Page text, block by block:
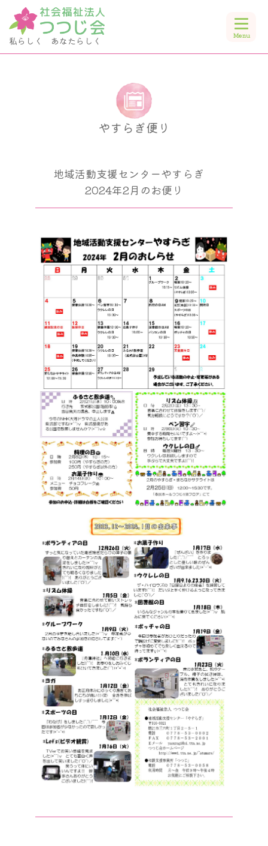
私らしく あなたらしく
やすらぎ便
やすらぎ便り
地域活動支援センターやすらぎ
2024年2月のお便り